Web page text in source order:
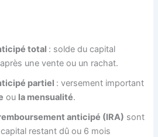
total : solde du capital
une vente ou un rachat.
partiel : versement important
ou la mensualité.
anticipé (IRA) sont
restant dû ou 6 mois